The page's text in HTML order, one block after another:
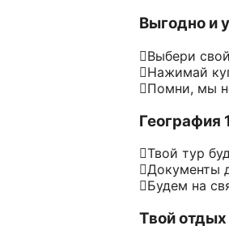
Выгодно и
Выбери
Нажимай
Помни, мы
География
Твой тур
Документы
Будем на
Твой